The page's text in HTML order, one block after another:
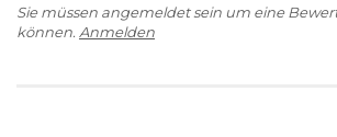
Sie müssen angemeldet sein um eine
können. Anmelden